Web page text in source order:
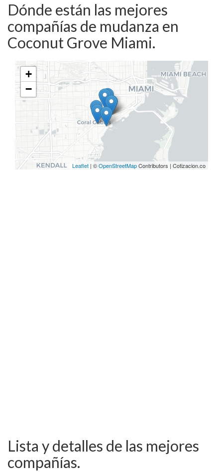
Dónde están las mejores
compañías de mudanza en
Coconut Grove Miami.
+
−
Leaflet | ©OpenStreetMapContributors | Cotizacion.co
Lista y detalles de las mejores
compañías.